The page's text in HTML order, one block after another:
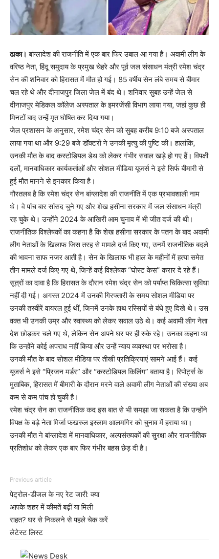
ढाका। बांग्लादेश की राजनीति में एक बार फिर उबाल आ गया है। अवामी लीग के
वरिष्ठ नेता, हिंदू समुदाय के प्रमुख चेहरे और पूर्व जल संसाधन मंत्री रमेश चंद्र
सेन की शनिवार को हिरासत में मौत हो गई। 85 वर्षीय सेन लंबे समय से बीमार
चल रहे थे और दीनाजपुर जिला जेल में बंद थे। शनिवार सुबह उन्हें जेल से
दीनाजपुर मेडिकल कॉलेज अस्पताल के इमरजेंसी विभाग लाया गया, जहां कुछ ही
मिनटों बाद उन्हें मृत घोषित कर दिया गया।
जेल प्रशासन के अनुसार, रमेश चंद्र सेन को सुबह करीब 9:10 बजे अस्पताल
लाया गया था और 9:29 बजे डॉक्टरों ने उनकी मृत्यु की पुष्टि की। हालांकि,
उनकी मौत के बाद कस्टोडियल डेथ को लेकर गंभीर सवाल खड़े हो गए हैं। विपक्षी
दलों, मानवाधिकार कार्यकर्ताओं और सोशल मीडिया यूजर्स ने इसे सिर्फ बीमारी से
हुई मौत मानने से इनकार किया है।
गौरतलब है कि रमेश चंद्र सेन बांग्लादेश की राजनीति में एक प्रभावशाली नाम
थे। वे पांच बार सांसद चुने गए और शेख हसीना सरकार में जल संसाधन मंत्री
रह चुके थे। उन्होंने 2024 के आखिरी आम चुनाव में भी जीत दर्ज की थी।
राजनीतिक विश्लेषकों का कहना है कि शेख हसीना सरकार के पतन के बाद अवामी
लीग नेताओं के खिलाफ जिस तरह से मामले दर्ज किए गए, उनमें राजनीतिक बदले
की भावना साफ नजर आती है। सेन के खिलाफ भी हाल के महीनों में हत्या समेत
तीन मामले दर्ज किए गए थे, जिन्हें कई विश्लेषक “घोस्ट केस” करार दे रहे हैं।
सूत्रों का दावा है कि हिरासत के दौरान रमेश चंद्र सेन को पर्याप्त चिकित्सा सुविधा
नहीं दी गई। अगस्त 2024 में उनकी गिरफ्तारी के समय सोशल मीडिया पर
उनकी तस्वीरें वायरल हुई थीं, जिनमें उनके हाथ रस्सियों से बंधे हुए दिखे थे। उस
वक्त भी उनकी उम्र और स्वास्थ्य को लेकर सवाल उठे थे। कई अवामी लीग नेता
देश छोड़कर चले गए थे, लेकिन सेन अपने घर पर ही रुके रहे। उनका कहना था
कि उन्होंने कोई अपराध नहीं किया और उन्हें न्याय व्यवस्था पर भरोसा है।
उनकी मौत के बाद सोशल मीडिया पर तीखी प्रतिक्रियाएं सामने आई हैं। कई
यूजर्स ने इसे “प्रिजन मर्डर” और “कस्टोडियल किलिंग” बताया है। रिपोर्ट्स के
मुताबिक, हिरासत में बीमारी के दौरान मरने वाले अवामी लीग नेताओं की संख्या अब
कम से कम पांच हो चुकी है।
रमेश चंद्र सेन का राजनीतिक कद इस बात से भी समझा जा सकता है कि उन्होंने
विपक्ष के बड़े नेता मिर्जा फखरुल इस्लाम आलमगिर को चुनाव में हराया था।
उनकी मौत ने बांग्लादेश में मानवाधिकार, अल्पसंख्यकों की सुरक्षा और राजनीतिक
प्रतिशोध को लेकर एक बार फिर गंभीर बहस छेड़ दी है।
Previous article
पेट्रोल-डीजल के नए रेट जारी: क्या
आपके शहर में कीमतें बढ़ीं या मिली
राहत? घर से निकलने से पहले चेक करें
लेटेस्ट लिस्ट